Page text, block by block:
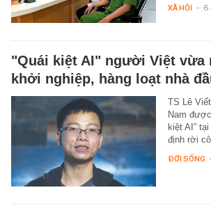
XÃ HỘI - 6
"Quái kiệt AI" người Việt vừa
khởi nghiệp, hàng loạt nhà
TS Lê
Nam
kiệt AI”
định rời
ĐỜI SỐNG